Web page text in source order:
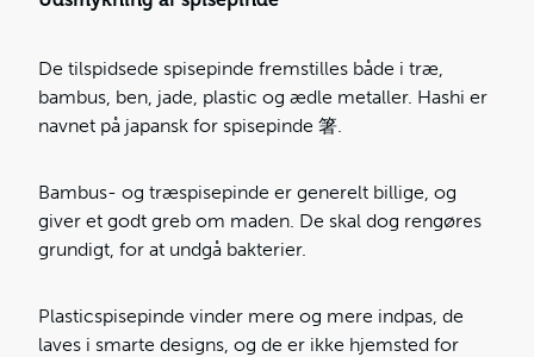
De tilspidsede spisepinde fremstilles både i træ,
bambus, ben, jade, plastic og ædle metaller. Hashi er
navnet på japansk for spisepinde 箸.
Bambus- og træspisepinde er generelt billige, og
giver et godt greb om maden. De skal dog rengøres
grundigt, for at undgå bakterier.
Plasticspisepinde vinder mere og mere indpas, de
laves i smarte designs, og de er ikke hjemsted for